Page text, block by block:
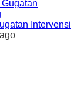
Intervensi